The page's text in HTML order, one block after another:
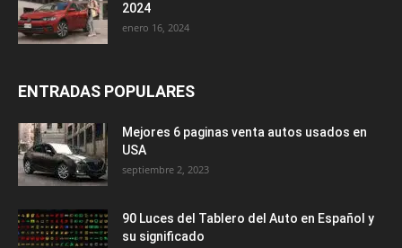
2024
enero 16, 2024
ENTRADAS POPULARES
Mejores 6 paginas venta autos usados en
USA
septiembre 2, 2023
90 Luces del Tablero del Auto en Español y
su significado